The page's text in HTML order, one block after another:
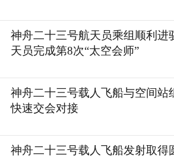
神舟二十三号航天员乘组顺利进
天员完成第8次“太空会师”
神舟二十三号载人飞船与空间站
快速交会对接
神舟二十三号载人飞船发射取得